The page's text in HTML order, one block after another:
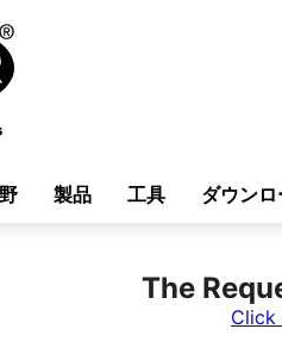
製品 工具 ダウンロ
The
Click